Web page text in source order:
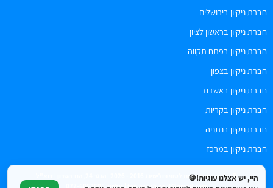
חברת ניקיון בירושלים
חברת ניקיון בראשון לציון
חברת ניקיון בפתח תקווה
חברת ניקיון בצפון
חברת ניקיון באשדוד
חברת ניקיון בקריות
חברת ניקיון בנתניה
חברת ניקיון במרכז
היי, יש אצלנו עוגיות!🍪